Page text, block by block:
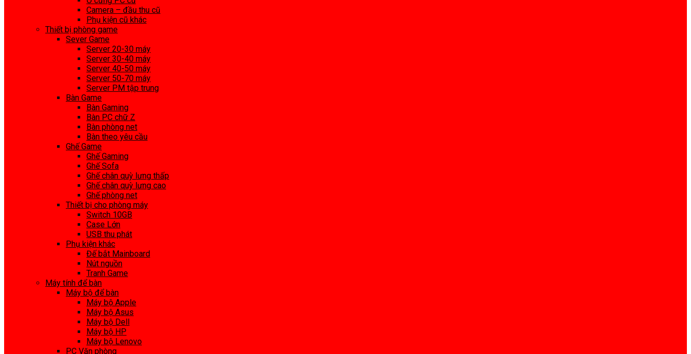
Camera – đầu thu cũ
Phụ kiện cũ khác
Thiết bị phòng game
Sever Game
Server 20-30 máy
Server 30-40 máy
Server 40-50 máy
Server 50-70 máy
Server PM tập trung
Bàn Game
Bàn Gaming
Bàn PC chữ Z
Bàn phòng net
Bàn theo yêu cầu
Ghế Game
Ghế Gaming
Ghế Sofa
Ghế chân quỳ lưng thấp
Ghế chân quỳ lưng cao
Ghế phòng net
Thiết bị cho phòng máy
Switch 10GB
Case Lớn
USB thu phát
Phụ kiện khác
Đế bắt Mainboard
Nút nguồn
Tranh Game
Máy tính để bàn
Máy bộ để bàn
Máy bộ Apple
Máy bộ Asus
Máy bộ Dell
Máy bộ HP
Máy bộ Lenovo
PC Văn phòng